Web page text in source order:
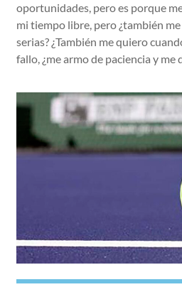
oportunidades, pero es porque
mi tiempo libre, pero ¿también me
serias? ¿También me quiero
fallo, ¿me armo de paciencia y